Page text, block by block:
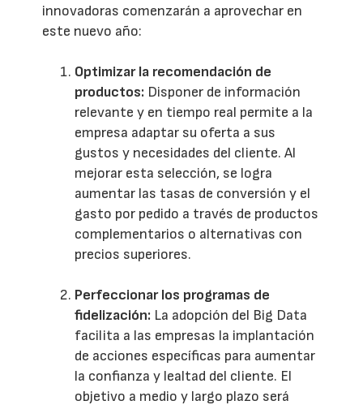
innovadoras comenzarán a aprovechar en
este nuevo año:
Optimizar la recomendación de
productos: Disponer de información
relevante y en tiempo real permite a la
empresa adaptar su oferta a sus
gustos y necesidades del cliente. Al
mejorar esta selección, se logra
aumentar las tasas de conversión y el
gasto por pedido a través de productos
complementarios o alternativas con
precios superiores.
Perfeccionar los programas de
fidelización: La adopción del Big Data
facilita a las empresas la implantación
de acciones específicas para aumentar
la confianza y lealtad del cliente. El
objetivo a medio y largo plazo será